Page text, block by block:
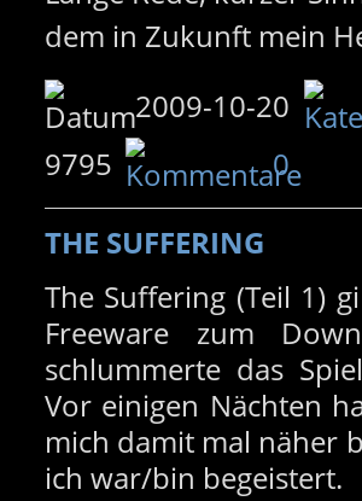
dem in Zukunft mein
2009-10-20
9795
0
THE SUFFERING
The Suffering (Teil 1)
Freeware zum
schlummerte das
Vor einigen Nächten
mich damit mal näher
ich war/bin begeistert.